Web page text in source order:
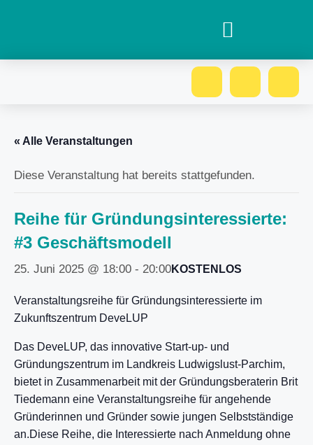
« Alle Veranstaltungen
Diese Veranstaltung hat bereits stattgefunden.
Reihe für Gründungsinteressierte:
#3 Geschäftsmodell
25. Juni 2025 @ 18:00 - 20:00KOSTENLOS
Veranstaltungsreihe für Gründungsinteressierte im
Zukunftszentrum DeveLUP
Das DeveLUP, das innovative Start-up- und
Gründungszentrum im Landkreis Ludwigslust-Parchim,
bietet in Zusammenarbeit mit der Gründungsberaterin Brit
Tiedemann eine Veranstaltungsreihe für angehende
Gründerinnen und Gründer sowie jungen Selbstständige
an.Diese Reihe, die Interessierte nach Anmeldung ohne